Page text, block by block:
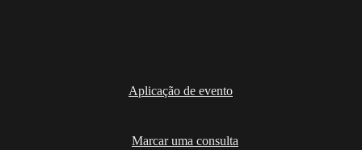
Aplicação de evento
Marcar uma consulta